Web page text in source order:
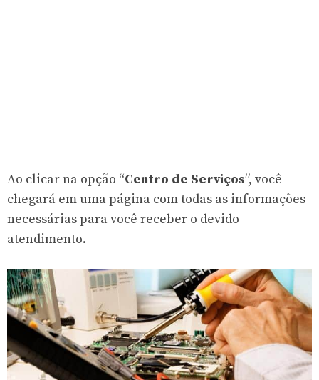
Ao clicar na opção “Centro de Serviços”, você
chegará em uma página com todas as informações
necessárias para você receber o devido
atendimento.